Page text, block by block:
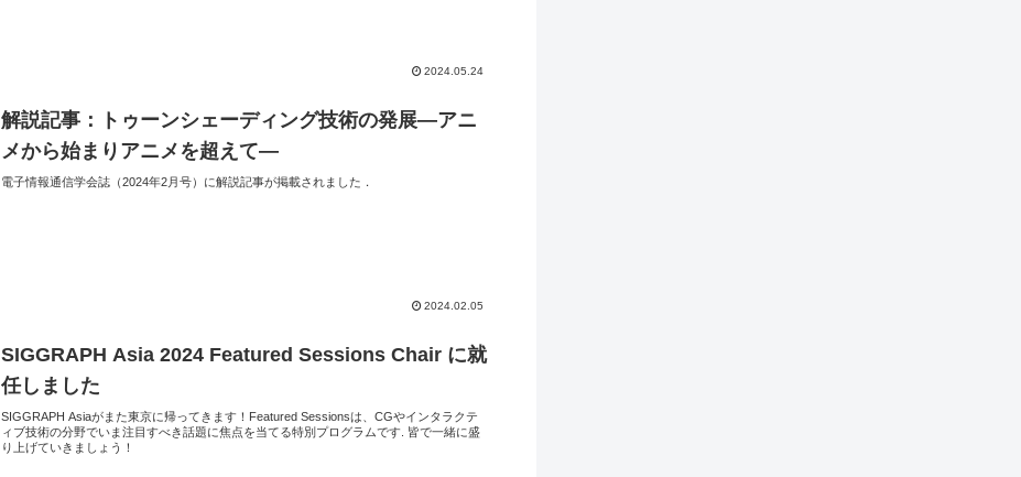
2024.05.24
解説記事：トゥーンシェーディング技術の発展―アニ
メから始まりアニメを超えて―
電子情報通信学会誌（2024年2月号）に解説記事が掲載されました．
2024.02.05
SIGGRAPH Asia 2024 Featured Sessions Chair に就
任しました
SIGGRAPH Asiaがまた東京に帰ってきます！Featured Sessionsは、CGやインタラクテ
ィブ技術の分野でいま注目すべき話題に焦点を当てる特別プログラムです. 皆で一緒に盛
り上げていきましょう！